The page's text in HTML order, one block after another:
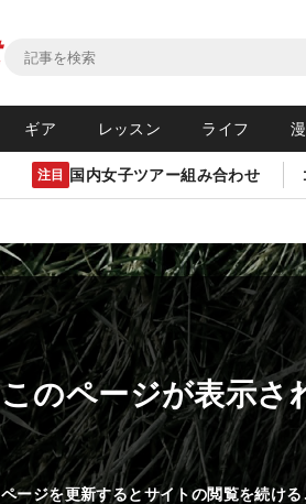
ギア レッスン ライフ
注目 国内女子ツアー組み合わせ
このページが表示さ
ページを更新するとサイトの閲覧を続ける